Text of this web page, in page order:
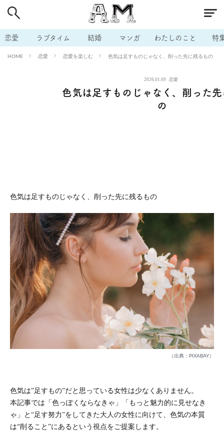
恋愛 ラブタイム 結婚 マンガ わたしのこと 特
HOME 恋愛 恋愛を楽しむ 色気は足すものじゃなく、削った先に残るもの
2026.01.09 恋愛
色気は足すものじゃなく、削った
の
色気は足すものじゃなく、削った先に残るもの
（出典：PIXABAY）
色気は”足すもの”だと思っている女性は少なくありません。
本記事では「色っぽくならなきゃ」「もっと魅力的に見せなき
ゃ」と“足す努力”をしてきた大人の女性に向けて、色気の本質
は“削ること”にあるという視点をご提案します。
# 男の本音 # セフレ # 不倫
# 出会う方法 # マッチングアプリ # ラブグッズ # 体の相